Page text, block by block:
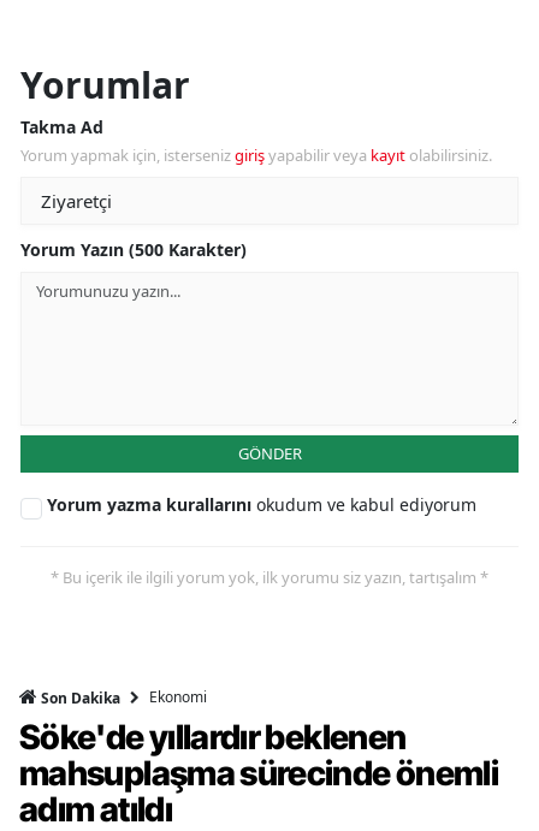
Yorumlar
Takma Ad
Yorum yapmak için, istersenizgirişyapabilir veya kayıt olabilirsiniz.
Yorum Yazın (500 Karakter)
GÖNDER
Yorum yazma kurallarını okudum ve kabul ediyorum
* Bu içerik ile ilgili yorum yok, ilk yorumu siz yazın, tartışalım *
Son Dakika Ekonomi
Söke'de yıllardır beklenen
mahsuplaşma sürecinde önemli
adım atıldı